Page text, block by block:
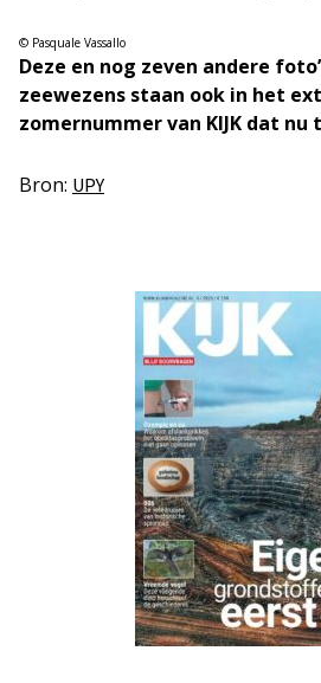
© Pasquale Vassallo
Deze en nog zeven andere
zeewezens staan ook in het
zomernummer van KIJK dat nu
Bron: UPY